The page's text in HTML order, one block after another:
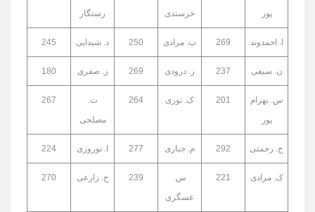
پور خرسندی رستگار
ا. احمدوند 269 ب. مرادی 250 د. شیدایی 245
ن. سیفی 237 ز. درودی 269 ز. صفری 180
س. بهرام
پور
201 ک. نوری 264
ت.
مصلحی
267
ج. رحمتی 292 م. جباری 277 ا. نوروزی 224
ک. مرادی 221
س.
عسگری
239 ح. زارعی 270